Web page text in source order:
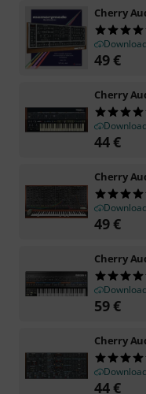
Cherry
49€
Cherry
44€
Cherry
49€
Cherry
59€
Cherry
44€